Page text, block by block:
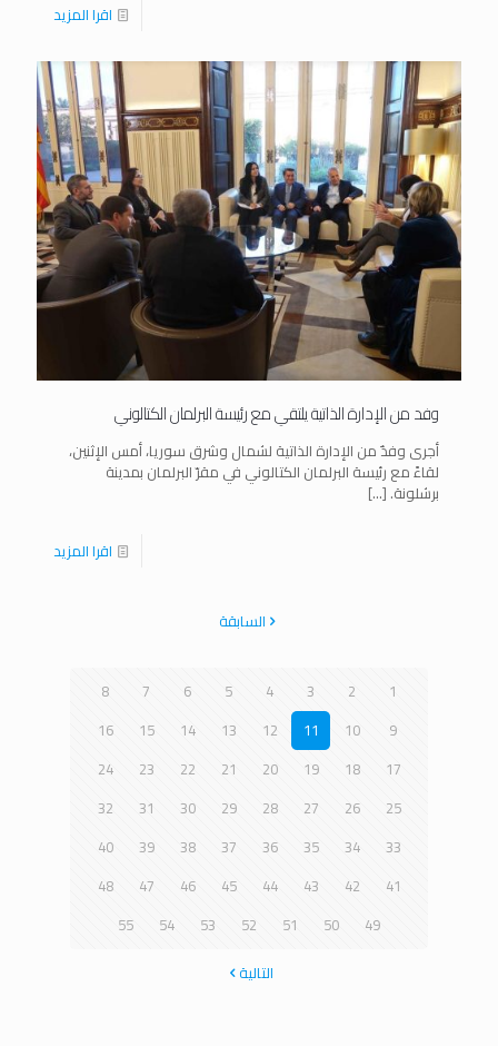
اقرا المزيد
وفد من الإدارة الذاتية يلتقي مع رئيسة البرلمان الكتالوني
أجرى وفدٌ من الإدارة الذاتية لشمال وشرق سوريا، أمس الإثنين،
لقاءً مع رئيسة البرلمان الكتالوني في مقرّ البرلمان بمدينة
برشلونة. […]
اقرا المزيد
السابقة
1
2
3
4
5
6
7
8
9
10
11
12
13
14
15
16
17
18
19
20
21
22
23
24
25
26
27
28
29
30
31
32
33
34
35
36
37
38
39
40
41
42
43
44
45
46
47
48
49
50
51
52
53
54
55
التالية